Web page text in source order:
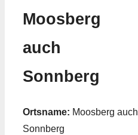
Moosberg
auch
Sonnberg
Ortsname: Moosberg auch
Sonnberg